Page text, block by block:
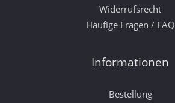
Widerrufsrecht
Häufige Fragen / FAQ
Informationen
Bestellung